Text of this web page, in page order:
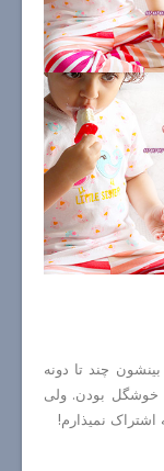
و از بینشون چند تا دونه
بودن. ولی